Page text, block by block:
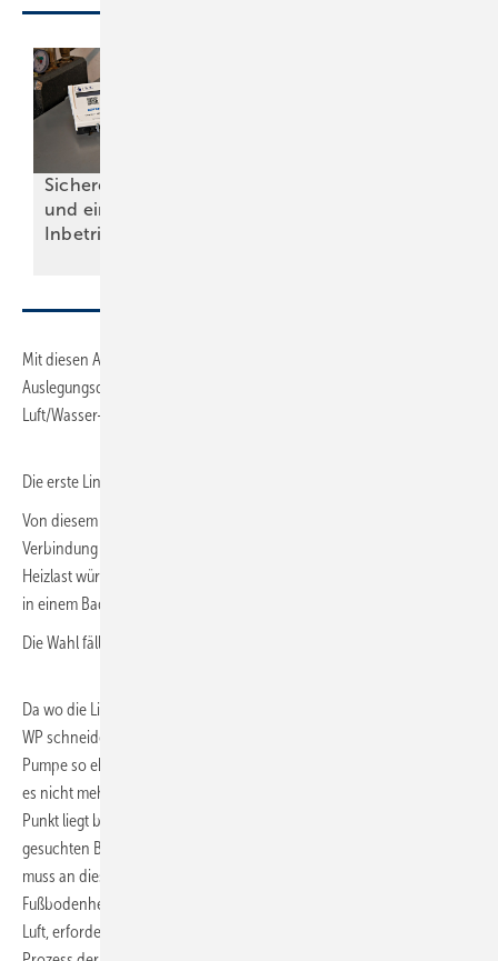
Sichere Installation
und einfache
Inbetriebnahme
Mit diesen Angaben trägt man die Heizleistung in ein
Auslegungsdiagramm für verschiedene WP ein (im Beispiel für
Luft/Wasser-WP von Vaillant).
Die erste Linie zeigt bei –12 °C (x-Achse) auf die 8 kW (y-Achse).
Von diesem Treffpunkt –12 °C / 8 kW kann dann eine gerade
Verbindung zum Punkt 20 °C / 0 kW gezogen werden, denn die
Heizlast würde bei 20 °C tatsächlich gegen null gehen (außer vielleicht
in einem Bad mit 24 °C).
Die Wahl fällt auf die VWL 10…/3S.
Da wo die Linie des Heizlastbedarfs die Linie der Wärmeleistung der
WP schneidet (für die VWL 10…/3S in Grün), reicht die Leistung der
Pumpe so eben noch aus. Bei weiter sinkenden Temperaturen klappt
es nicht mehr und der Heizstab müsste zugeschaltet werden. Dieser
Punkt liegt bei einer Außentemperatur von –8 °C und stellt den
gesuchten Bivalenzpunkt dar. Nochmals und zur Erinnerung, die WP
muss an diesem Punkt praktisch weiterhin 35 °C in den Vorlauf der
Fußbodenheizung schicken, die Umweltenergie, also die eiseskalte
Luft, erfordert aber eine enorme Temperaturanhebung für den